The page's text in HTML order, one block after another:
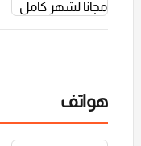
هواتف